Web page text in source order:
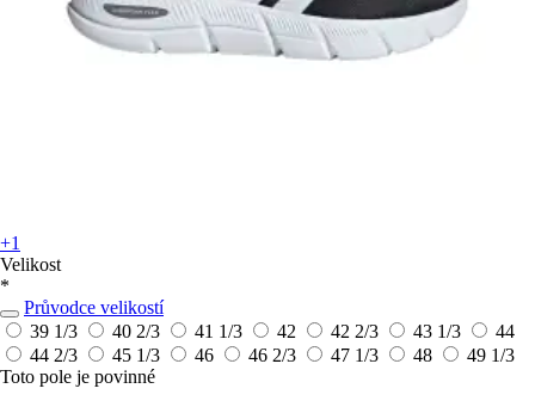
+1
Velikost
*
Průvodce velikostí
39 1/3
40 2/3 41 1/3 42 42 2/3 43 1/3
44
44 2/3
45 1/3 46 46 2/3 47 1/3 48
49 1/3
Toto pole je povinné